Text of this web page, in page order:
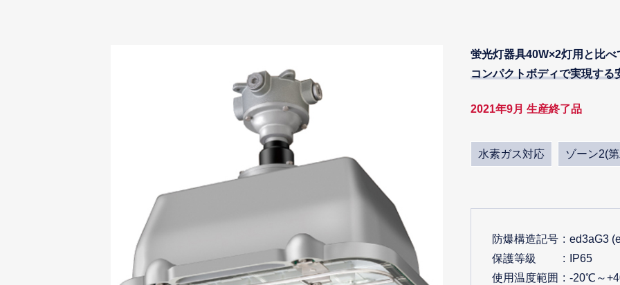
蛍光灯器具40W×2灯用と比べ
コンパクトボディで実現する
2021年9月 生産終了品
水素ガス対応 ゾーン2(
防爆構造記号
ed3aG3
保護等級
IP65
使用温度範囲
-20℃～